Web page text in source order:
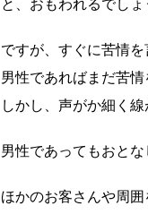
と、おもわれるでしょ
ですが、すぐに苦情を
男性であればまだ苦情
しかし、声がか細く
男性であってもおと
ほかのお客さんや周